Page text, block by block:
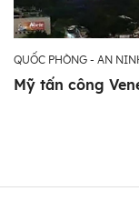
QUỐC PHÒNG - AN
Mỹ tấn công